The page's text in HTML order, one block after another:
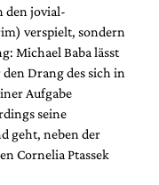
den jovial-
verspielt, sondern
Michael Baba lässt
Drang des sich in
Aufgabe
seine
geht, neben der
Cornelia Ptassek